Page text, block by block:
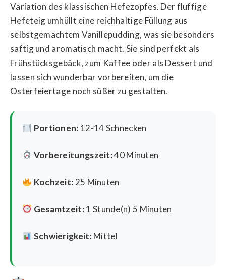
Variation des klassischen Hefezopfes. Der fluffige
Hefeteig umhüllt eine reichhaltige Füllung aus
selbstgemachtem Vanillepudding, was sie besonders
saftig und aromatisch macht. Sie sind perfekt als
Frühstücksgebäck, zum Kaffee oder als Dessert und
lassen sich wunderbar vorbereiten, um die
Osterfeiertage noch süßer zu gestalten.
Portionen: 12-14 Schnecken
Vorbereitungszeit:40 Minuten
Kochzeit: 25 Minuten
Gesamtzeit:1 Stunde(n) 5 Minuten
Schwierigkeit:Mittel